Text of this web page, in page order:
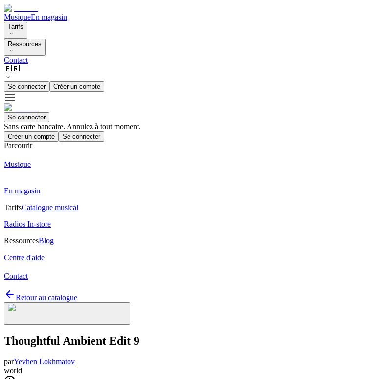
MusiqueEn magasin
Tarifs
Ressources
Contact
🇫🇷
Se connecter Créer un compte
Se connecter
Sans carte bancaire. Annulez à tout moment.
Créer un compte Se connecter
Parcourir
Musique
En magasin
TarifsCatalogue musical
Radios In-store
RessourcesBlog
Centre d'aide
Contact
Retour au catalogue
Thoughtful Ambient Edit 9
parYevhen Lokhmatov
world